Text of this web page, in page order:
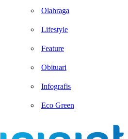
Olahraga
Lifestyle
Feature
Obituari
Infografis
Eco Green